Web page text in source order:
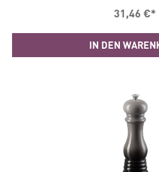
ganzen Welt aus den
können, die Sie von Le
ABS-KunststoffLänge: 6.2 cm
20.8 cm Hergestellt in
31,46 €*
IN DEN